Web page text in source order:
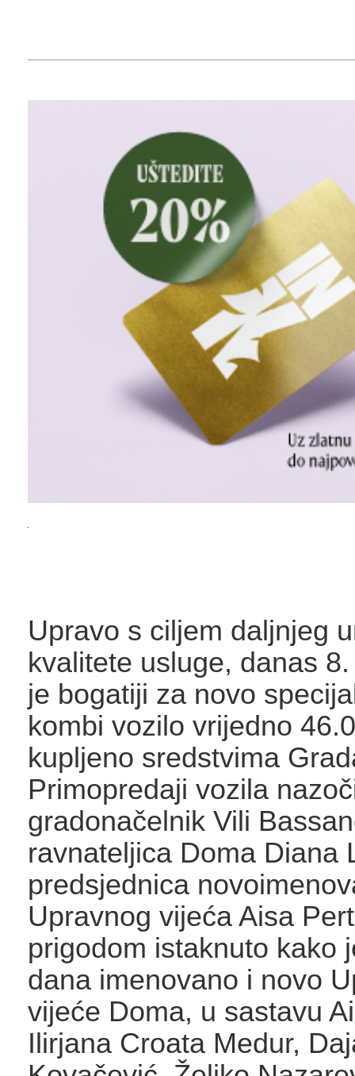
Upravo s ciljem daljnjeg
kvalitete usluge, danas
je bogatiji za novo
kombi vozilo vrijedno
kupljeno sredstvima
Primopredaji vozila
gradonačelnik Vili
ravnateljica Doma Diana
predsjednica
Upravnog vijeća Aisa
prigodom istaknuto kako
dana imenovano i novo
vijeće Doma, u sastavu
Ilirjana Croata Medur,